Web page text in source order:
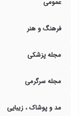
عمومی
فرهنگ و هنر
مجله پزشکی
مجله سرگرمی
مد و پوشاک ، زیبایی